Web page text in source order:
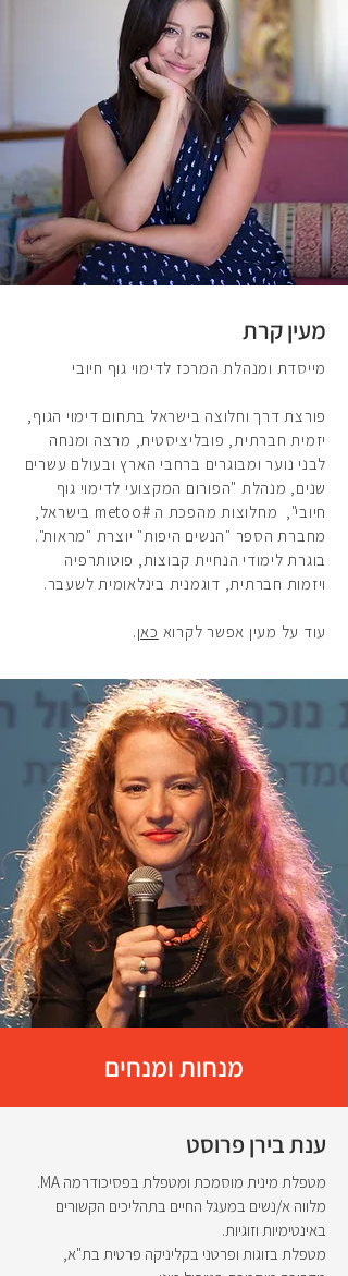
מעין קרת
מייסדת ומנהלת המרכז לדימוי גוף חיובי
פורצת דרך וחלוצה בישראל בתחום דימוי הגוף,
יזמית חברתית, פובליציסטית, מרצה ומנחה
לבני נוער ומבוגרים ברחבי הארץ ובעולם עשרים
שנים, מנהלת "הפורום המקצועי לדימוי גוף
חיובי", מחלוצות מהפכת ה #metoo בישראל,
מחברת הספר "הנשים היפות" יוצרת "מראות".
בוגרת לימודי הנחיית קבוצות, פוטותרפיה
ויזמות חברתית, דוגמנית בינלאומית לשעבר.
עוד על מעין אפשר לקרוא כאן.
מנחות ומנחים
ענת בירן פרוסט
מטפלת מינית מוסמכת ומטפלת בפסיכודרמה MA.
מלווה א/נשים במעגל החיים בתהליכים הקשורים
באינטימיות וזוגיות.
מטפלת בזוגות ופרטני בקליניקה פרטית בת"א,